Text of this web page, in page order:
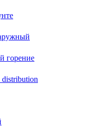
горение
distribution